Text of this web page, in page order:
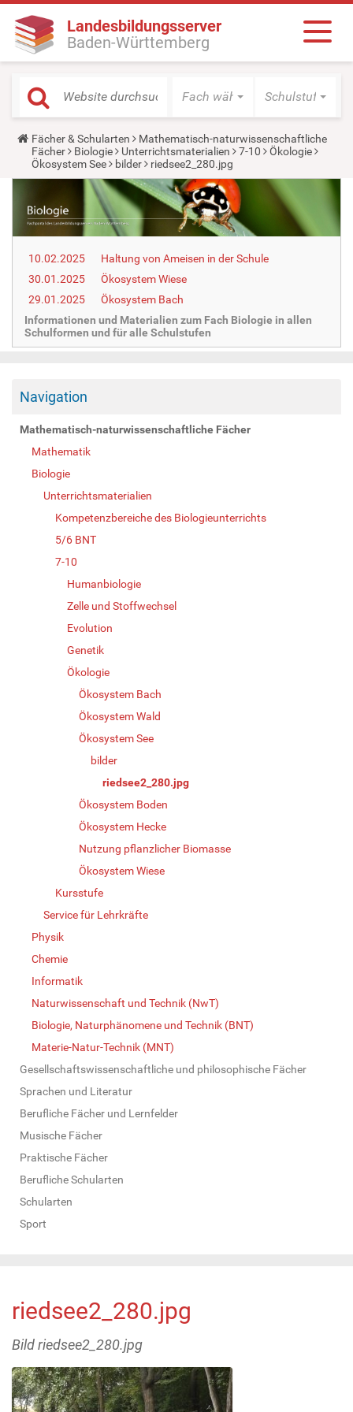
Landesbildungsserver
Baden-Württemberg
Fach wählen Schulstufe
Y
o
u
a
h
e
r
:
Fächer & Schularten
Mathematisch-naturwissenschaftliche
Fächer
Biologie Unterrichtsmaterialien 7-10
Ökologie
Ökosystem See
bilder riedsee2_280.jpg
10.02.2025
Haltung von Ameisen in der Schule
30.01.2025
Ökosystem Wiese
29.01.2025
Ökosystem Bach
Informationen und Materialien zum Fach Biologie in allen
Schulformen und für alle Schulstufen
Navigation
Mathematisch-naturwissenschaftliche Fächer
Mathematik
Biologie
Unterrichtsmaterialien
Kompetenzbereiche des Biologieunterrichts
5/6 BNT
7-10
Humanbiologie
Zelle und Stoffwechsel
Evolution
Genetik
Ökologie
Ökosystem Bach
Ökosystem Wald
Ökosystem See
bilder
riedsee2_280.jpg
Ökosystem Boden
Ökosystem Hecke
Nutzung pflanzlicher Biomasse
Ökosystem Wiese
Kursstufe
Service für Lehrkräfte
Physik
Chemie
Informatik
Naturwissenschaft und Technik (NwT)
Biologie, Naturphänomene und Technik (BNT)
Materie-Natur-Technik (MNT)
Gesellschaftswissenschaftliche und philosophische Fächer
Sprachen und Literatur
Berufliche Fächer und Lernfelder
Musische Fächer
Praktische Fächer
Berufliche Schularten
Schularten
Sport
riedsee2_280.jpg
Bild riedsee2_280.jpg